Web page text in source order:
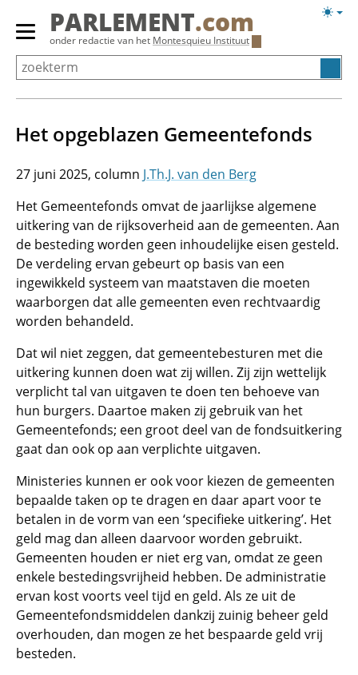
Overslaan
Primair
menu
tonen/verbergen
PARLEMENT.com
onder redactie van het Montesquieu Instituut
Het opgeblazen Gemeentefonds
27 juni 2025
J.Th.J. van den Berg
Het Gemeentefonds omvat de jaarlijkse algemene
uitkering van de rijksoverheid aan de gemeenten. Aan
de besteding worden geen inhoudelijke eisen gesteld.
De verdeling ervan gebeurt op basis van een
ingewikkeld systeem van maatstaven die moeten
waarborgen dat alle gemeenten even rechtvaardig
worden behandeld.
Dat wil niet zeggen, dat gemeentebesturen met die
uitkering kunnen doen wat zij willen. Zij zijn wettelijk
verplicht tal van uitgaven te doen ten behoeve van
hun burgers. Daartoe maken zij gebruik van het
Gemeentefonds; een groot deel van de fondsuitkering
gaat dan ook op aan verplichte uitgaven.
Ministeries kunnen er ook voor kiezen de gemeenten
bepaalde taken op te dragen en daar apart voor te
betalen in de vorm van een ‘specifieke uitkering’. Het
geld mag dan alleen daarvoor worden gebruikt.
Gemeenten houden er niet erg van, omdat ze geen
enkele bestedingsvrijheid hebben. De administratie
ervan kost voorts veel tijd en geld. Als ze uit de
Gemeentefondsmiddelen dankzij zuinig beheer geld
overhouden, dan mogen ze het bespaarde geld vrij
besteden.